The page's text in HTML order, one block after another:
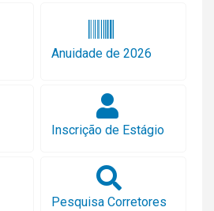
Anuidade de 2026
Inscrição de Estágio
Pesquisa Corretores